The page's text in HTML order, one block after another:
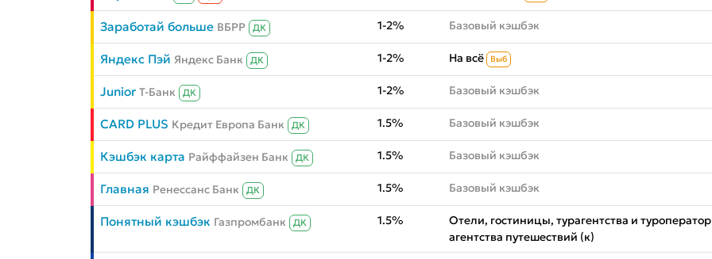
Заработай больше ВБРР ДК 1-2% Базовый кэшбэк
Яндекс Пэй Яндекс Банк ДК 1-2% На всё Выб
Junior Т-Банк ДК 1-2% Базовый кэшбэк
CARD PLUS Кредит Европа Банк ДК 1.5% Базовый кэшбэк
Кэшбэк карта Райффайзен Банк ДК 1.5% Базовый кэшбэк
Главная Ренессанс Банк ДК 1.5% Базовый кэшбэк
Понятный кэшбэк Газпромбанк ДК 1.5%
Отели, гостиницы, турагентства и
агентства путешествий (к)